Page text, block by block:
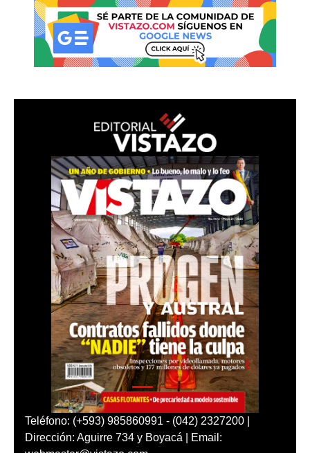
Teléfono: (+593) 985860991 - (042) 2327200 |
Dirección: Aguirre 734 y Boyacá | Email: